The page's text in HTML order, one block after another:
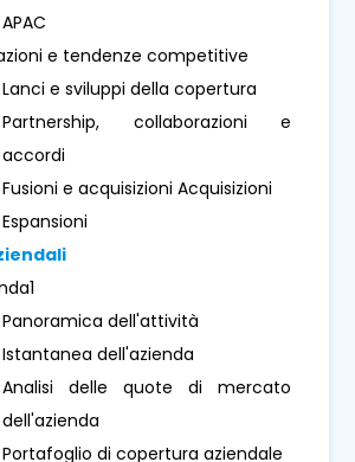
APAC
e tendenze competitive
Lanci e sviluppi della copertura
Partnership, collaborazioni e
accordi
Fusioni e acquisizioni Acquisizioni
Espansioni
Panoramica dell'attività
Istantanea dell'azienda
Analisi delle quote di mercato
dell'azienda
Portafoglio di copertura aziendale